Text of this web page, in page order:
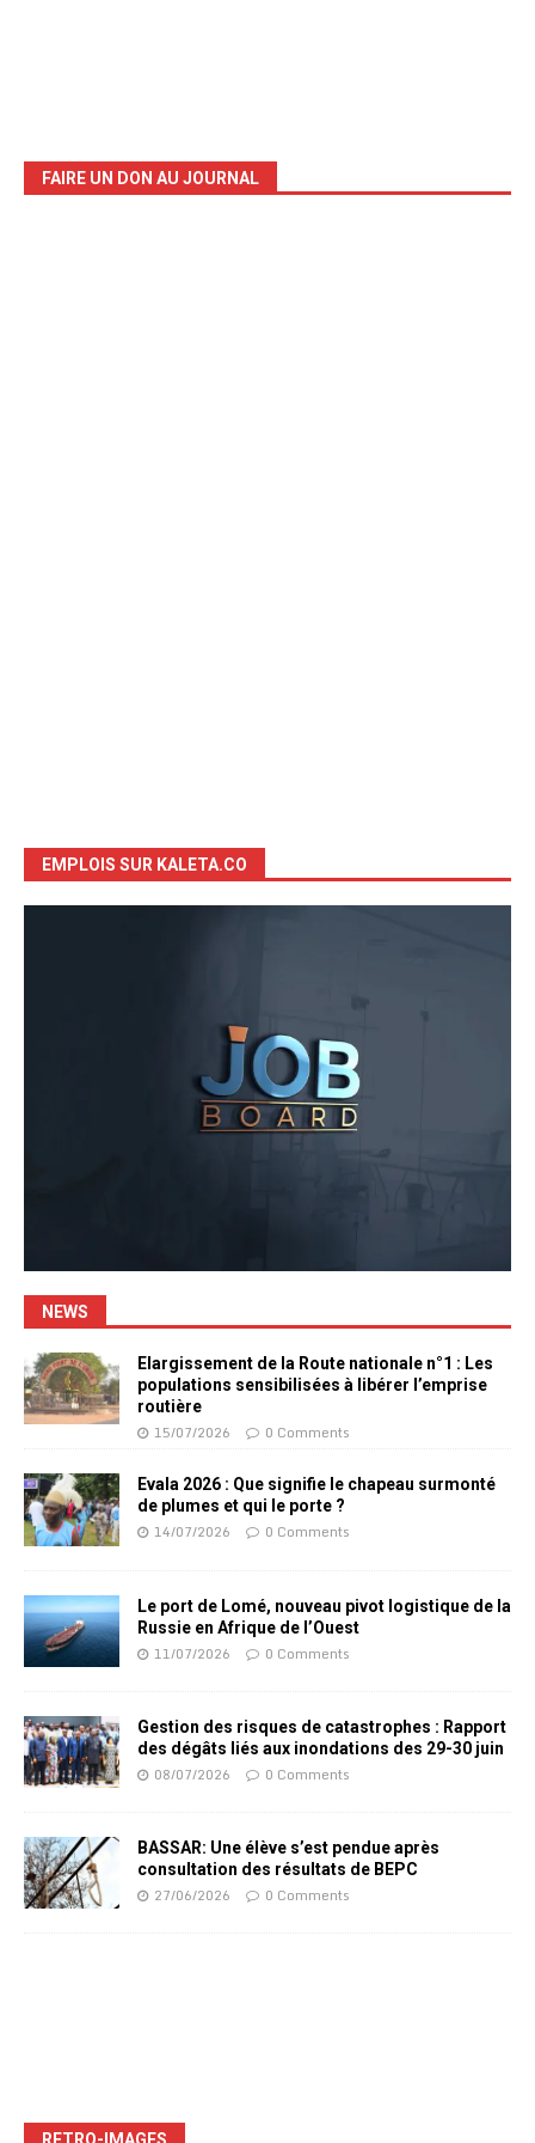
FAIRE UN DON AU JOURNAL
EMPLOIS SUR KALETA.CO
NEWS
Elargissement de la Route nationale n°1 : Les
populations sensibilisées à libérer l’emprise
routière
15/07/2026 0 Comments
Evala 2026 : Que signifie le chapeau surmonté
de plumes et qui le porte ?
14/07/2026 0 Comments
Le port de Lomé, nouveau pivot logistique de la
Russie en Afrique de l’Ouest
11/07/2026 0 Comments
Gestion des risques de catastrophes : Rapport
des dégâts liés aux inondations des 29-30 juin
08/07/2026 0 Comments
BASSAR: Une élève s’est pendue après
consultation des résultats de BEPC
27/06/2026 0 Comments